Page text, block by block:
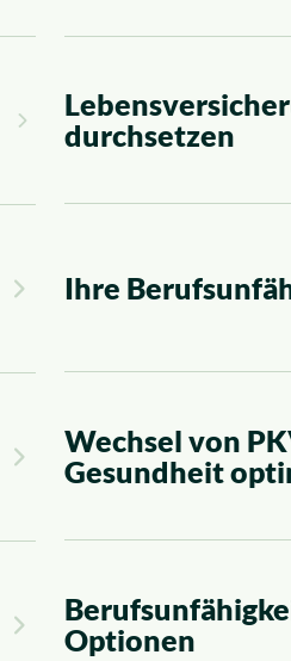
durchsetzen
Ihre
Wechsel von
Gesundheit
Optionen